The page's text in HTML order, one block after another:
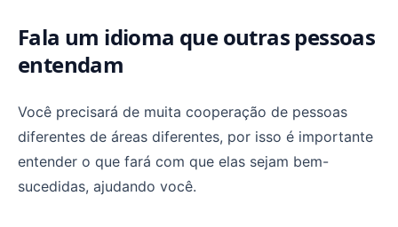
Fala um idioma que outras pessoas
entendam
Você precisará de muita cooperação de pessoas
diferentes de áreas diferentes, por isso é importante
entender o que fará com que elas sejam bem-
sucedidas, ajudando você.